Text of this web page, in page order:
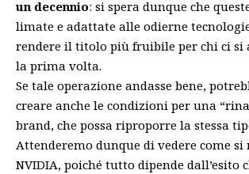
un decennio: si spera dunque che
limate e adattate alle odierne
rendere il titolo più fruibile per chi ci si
la prima volta.
Se tale operazione andasse bene,
creare anche le condizioni per una
brand, che possa riproporre la stessa
Attenderemo dunque di vedere come si
NVIDIA, poiché tutto dipende dall’esito